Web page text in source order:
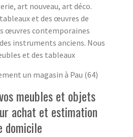
art nouveau, art déco.
et des œuvres de
œuvres contemporaines
instruments anciens. Nous
et des tableaux
un magasin à Pau (64)
meubles et objets
achat et estimation
domicile